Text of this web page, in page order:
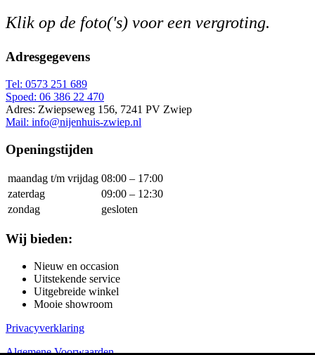
Klik op de foto('s) voor een vergroting.
Adresgegevens
Tel: 0573 251 689
Spoed: 06 386 22 470
Adres: Zwiepseweg 156, 7241 PV Zwiep
Mail: info@nijenhuis-zwiep.nl
Openingstijden
maandag t/m vrijdag 08:00 – 17:00
zaterdag
09:00 – 12:30
zondag
gesloten
Wij bieden:
Nieuw en occasion
Uitstekende service
Uitgebreide winkel
Mooie showroom
Privacyverklaring
Algemene Voorwaarden